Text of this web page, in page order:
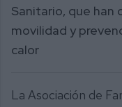
Sanitario, que han
movilidad y
calor
La Asociación de